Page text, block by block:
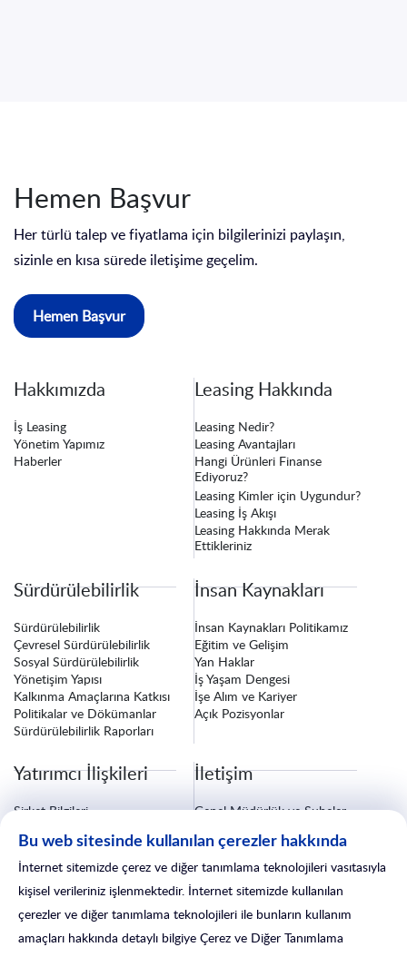
Hemen Başvur
Her türlü talep ve fiyatlama için bilgilerinizi paylaşın,
sizinle en kısa sürede iletişime geçelim.
Hemen Başvur
Hakkımızda
İş Leasing
Yönetim Yapımız
Haberler
Leasing Hakkında
Leasing Nedir?
Leasing Avantajları
Hangi Ürünleri Finanse
Ediyoruz?
Leasing Kimler için Uygundur?
Leasing İş Akışı
Leasing Hakkında Merak
Ettikleriniz
Sürdürülebilirlik
Sürdürülebilirlik
Çevresel Sürdürülebilirlik
Sosyal Sürdürülebilirlik
Yönetişim Yapısı
Kalkınma Amaçlarına Katkısı
Politikalar ve Dökümanlar
Sürdürülebilirlik Raporları
İnsan Kaynakları
İnsan Kaynakları Politikamız
Eğitim ve Gelişim
Yan Haklar
İş Yaşam Dengesi
İşe Alım ve Kariyer
Açık Pozisyonlar
Yatırımcı İlişkileri
Şirket Bilgileri
Özel Durum Açıklamaları
Kurumsal Yönetim
Yatırımcı İlişkileri Formu
İletişim
Genel Müdürlük ve Şubeler
Fatura ve Tebligat Bilgileri
Sigorta İşlemleri
Satış Sonrası Hizmetler
Bu web sitesinde kullanılan çerezler hakkında
İnternet sitemizde çerez ve diğer tanımlama teknolojileri vasıtasıyla
kişisel verileriniz işlenmektedir. İnternet sitemizde kullanılan
çerezler ve diğer tanımlama teknolojileri ile bunların kullanım
amaçları hakkında detaylı bilgiye Çerez ve Diğer Tanımlama